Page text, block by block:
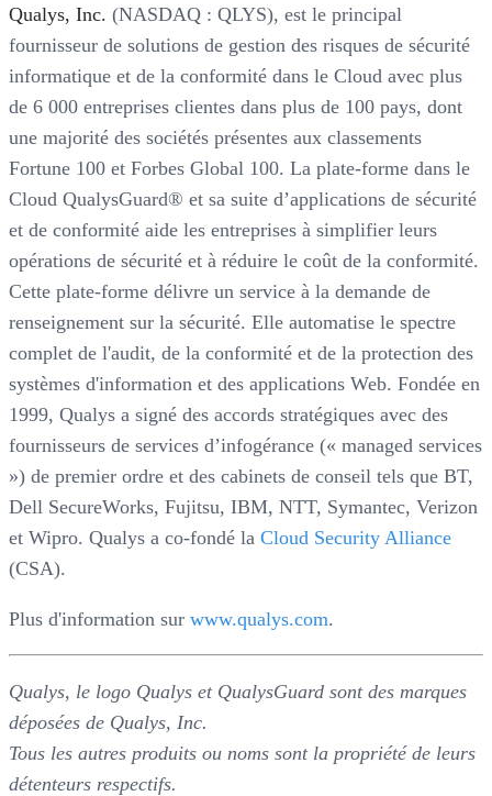
Qualys, Inc. (NASDAQ : QLYS), est le principal
fournisseur de solutions de gestion des risques de sécurité
informatique et de la conformité dans le Cloud avec plus
de 6 000 entreprises clientes dans plus de 100 pays, dont
une majorité des sociétés présentes aux classements
Fortune 100 et Forbes Global 100. La plate-forme dans le
Cloud QualysGuard® et sa suite d’applications de sécurité
et de conformité aide les entreprises à simplifier leurs
opérations de sécurité et à réduire le coût de la conformité.
Cette plate-forme délivre un service à la demande de
renseignement sur la sécurité. Elle automatise le spectre
complet de l'audit, de la conformité et de la protection des
systèmes d'information et des applications Web. Fondée en
1999, Qualys a signé des accords stratégiques avec des
fournisseurs de services d’infogérance (« managed services
») de premier ordre et des cabinets de conseil tels que BT,
Dell SecureWorks, Fujitsu, IBM, NTT, Symantec, Verizon
et Wipro. Qualys a co-fondé la Cloud Security Alliance
(CSA).
Plus d'information sur www.qualys.com.
Qualys, le logo Qualys et QualysGuard sont des marques
déposées de Qualys, Inc.
Tous les autres produits ou noms sont la propriété de leurs
détenteurs respectifs.